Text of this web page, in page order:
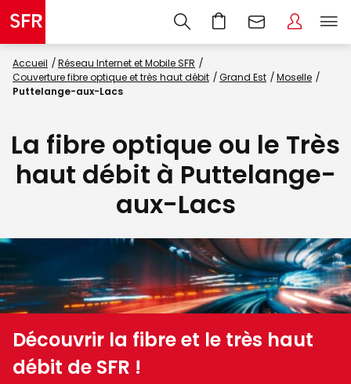
Accueil
Réseau Internet et Mobile SFR
Couverture fibre optique et très haut débit
Grand Est
Moselle
Puttelange-aux-Lacs
La fibre optique ou le Très
haut débit à Puttelange-
aux-Lacs
Découvrir la fibre et le très haut
débit de SFR !